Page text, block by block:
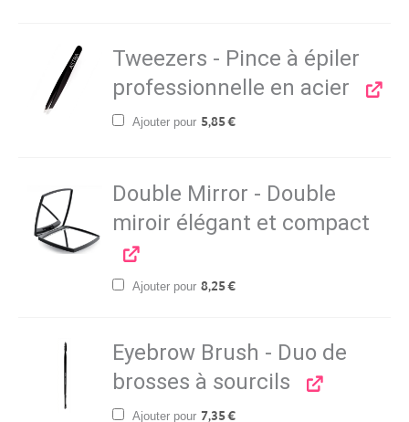
Tweezers - Pince à épiler
professionnelle en acier
Ajouter pour 5,85€
Double Mirror - Double
miroir élégant et compact
Ajouter pour 8,25€
Eyebrow Brush - Duo de
brosses à sourcils
Ajouter pour 7,35€